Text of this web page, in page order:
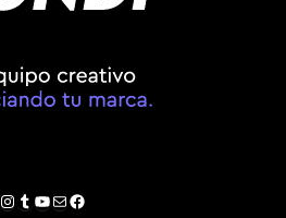
Instagram
Tumblr
YouTube
Correo electrónico
Facebook